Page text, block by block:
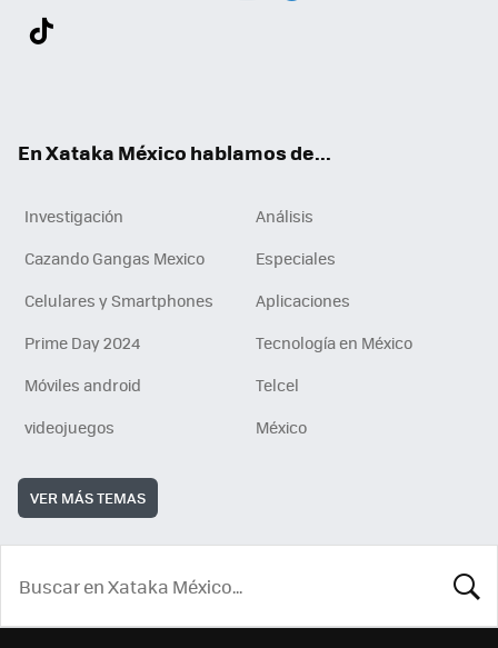
En Xataka México hablamos de...
Investigación
Análisis
Cazando Gangas Mexico
Especiales
Celulares y Smartphones
Aplicaciones
Prime Day 2024
Tecnología en México
Móviles android
Telcel
videojuegos
México
VER MÁS TEMAS